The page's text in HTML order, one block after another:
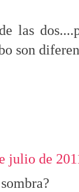
las
son
julio de